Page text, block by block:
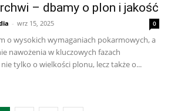
– dbamy o plon i jakość
- wrz 15, 2025 0
o wysokich wymaganiach pokarmowych, a
nawożenia w kluczowych fazach
tylko o wielkości plonu, lecz także o...